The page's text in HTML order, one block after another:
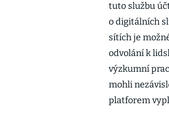
tuto službu
o digitálních
sítích je
odvolání k
výzkumní
mohli
platforem